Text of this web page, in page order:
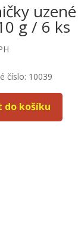
uzené
g / 6 ks
číslo: 10039
do košíku